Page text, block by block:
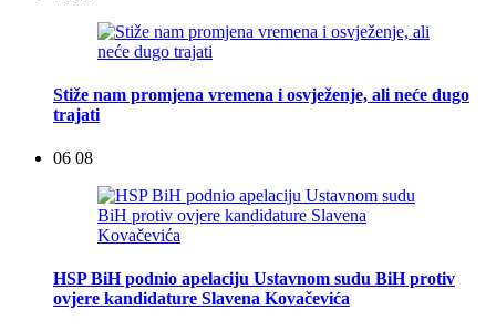
Stiže nam promjena vremena i osvježenje, ali neće dugo
trajati
06 08
HSP BiH podnio apelaciju Ustavnom sudu BiH protiv
ovjere kandidature Slavena Kovačevića